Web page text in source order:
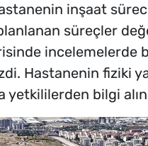
inşaat
süreçler
incelemelerde
Hastanenin fiziki
yetkililerden bilgi